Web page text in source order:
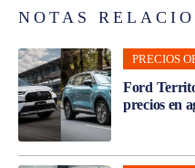
NOTAS
PRECIOS
Ford
precios en